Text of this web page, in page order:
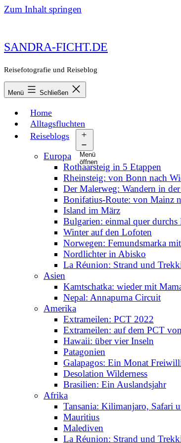
Zum Inhalt springen
SANDRA-FICHT.DE
Reisefotografie und Reiseblog
Menü Schließen
Home
Alltagsfluchten
Reiseblogs
Menü
öffnen
Europa
Rothaarsteig in 5 Etappen
Rheinsteig: von Bonn nach
Der Malerweg: Wandern in
Bonifatius-Route: von Mainz
Island im März
Bulgarien: einmal quer durchs
Winter auf den Lofoten
Norwegen: Femundsmarka
Nordlichter in Abisko
La Réunion: Strand und
Asien
Kamtschatka: wieder mit
Nepal: Annapurna Circuit
Amerika
Extrameilen: PCT 2022
Extrameilen: auf dem PCT
Hawaii: über vier Inseln
Patagonien
Galapagos: Ein Monat
Desolation Wilderness
Brasilien: Ein Auslandsjahr
Afrika
Tansania: Kilimanjaro, Safari
Mauritius
Malediven
La Réunion: Strand und